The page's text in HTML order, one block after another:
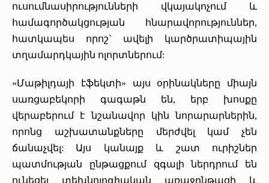
ուսումնասիրությունների վկայակոչում և
համագործակցության հնարավորություններ,
հատկապես որոշ` ավելի կարծրատիպային
տղամարդկային ոլորտներում:
«Մաթիլդայի էֆեկտի» այս օրինակները միայն
սառցաբեկորի գագաթն են, երբ խոսքը
վերաբերում է նշանավոր կին նորարարներին,
որոնց աշխատանքները մերժվել կամ չեն
ճանաչվել: Այս կանայք և շատ ուրիշներ
պատմության ընթացքում զգալի ներդրում են
ունեցել տեխնոլոգիական առաջընթացի և